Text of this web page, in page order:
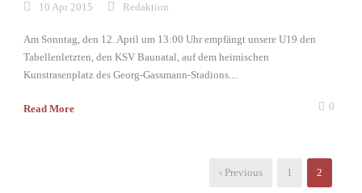
10 Apr 2015 Redaktion
Am Sonntag, den 12. April um 13:00 Uhr empfängt unsere U19 den
Tabellenletzten, den KSV Baunatal, auf dem heimischen
Kunstrasenplatz des Georg-Gassmann-Stadions....
Read More 0
‹ Previous 1 2